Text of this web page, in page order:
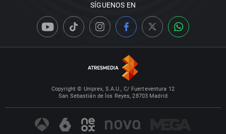
SÍGUENOS EN
Copyright © Uniprex, S.A.U., C/ Fuerteventura 12
San Sebastián de los Reyes, 28703 Madrid